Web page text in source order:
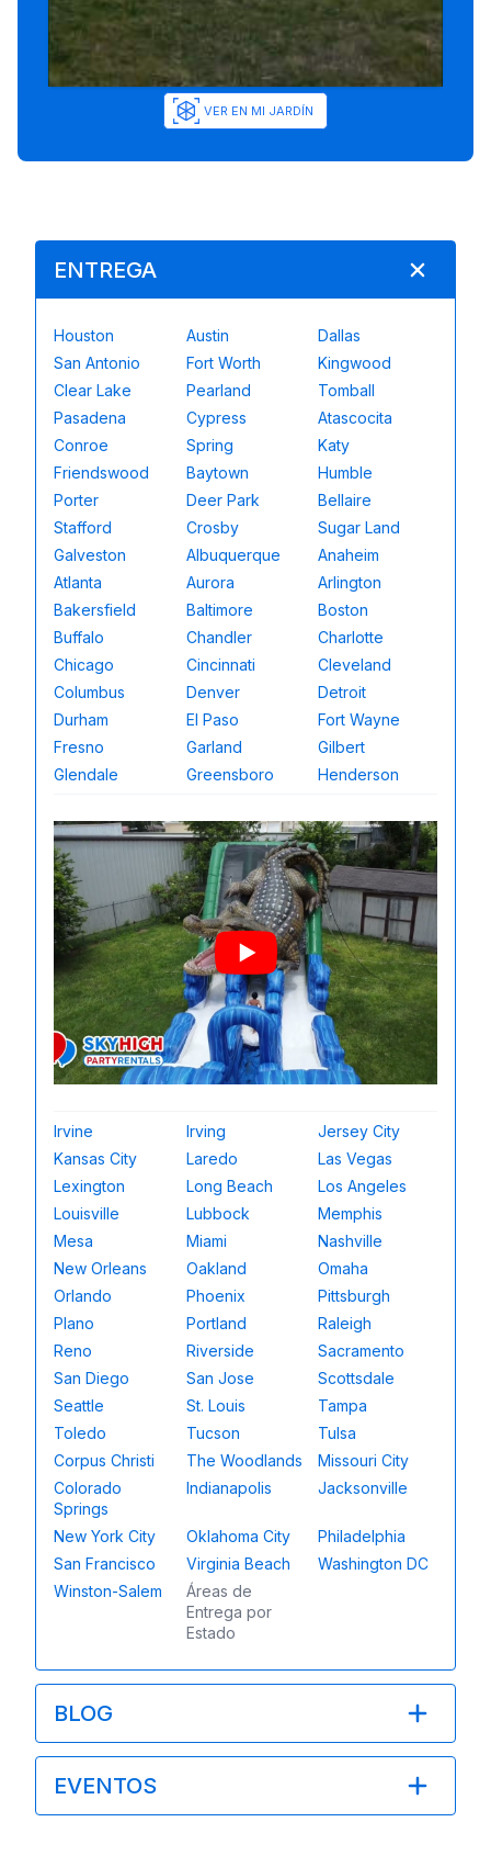
VER EN MI JARDÍN
ENTREGA
Houston Austin
Dallas
San Antonio
Fort Worth
Kingwood
Clear Lake
Pearland
Tomball
Pasadena
Cypress
Atascocita
Conroe
Spring
Katy
Friendswood
Baytown
Humble
Porter
Deer Park
Bellaire
Stafford
Crosby
Sugar Land
Galveston
Albuquerque
Anaheim
Atlanta
Aurora
Arlington
Bakersfield
Baltimore
Boston
Buffalo
Chandler
Charlotte
Chicago
Cincinnati
Cleveland
Columbus
Denver
Detroit
Durham
El Paso
Fort Wayne
Fresno
Garland
Gilbert
Glendale
Greensboro Henderson
Irvine Irving
Jersey City
Kansas City
Laredo
Las Vegas
Lexington
Long Beach
Los Angeles
Louisville
Lubbock
Memphis
Mesa
Miami
Nashville
New Orleans
Oakland
Omaha
Orlando
Phoenix
Pittsburgh
Plano
Portland
Raleigh
Reno
Riverside
Sacramento
San Diego
San Jose
Scottsdale
Seattle
St. Louis
Tampa
Toledo
Tucson
Tulsa
Corpus Christi
The Woodlands
Missouri City
Colorado
Springs
Indianapolis Jacksonville
New York City Oklahoma City
Philadelphia
San Francisco
Virginia Beach
Washington DC
Winston-Salem
Áreas de
Entrega por
Estado
BLOG
EVENTOS